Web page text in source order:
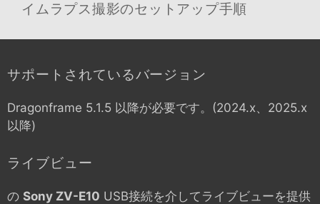
イムラプス撮影のセットアップ手順
サポートされているバージョン
Dragonframe 5.1.5 以降が必要です。(2024.x、2025.x
以降)
ライブビュー
の Sony ZV-E10 USB接続を介してライブビューを提供